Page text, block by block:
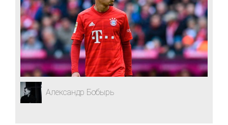
Александр Бобырь